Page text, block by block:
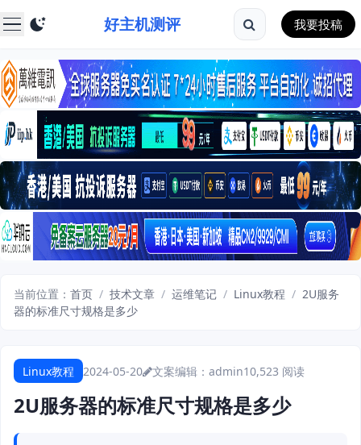
好主机测评 我要投稿
当前位置： 首页 / 技术文章 / 运维笔记 / Linux教程 / 2U服务
器的标准尺寸规格是多少
Linux教程 2024-05-20 文案编辑：admin10,523 阅读
2U服务器的标准尺寸规格是多少